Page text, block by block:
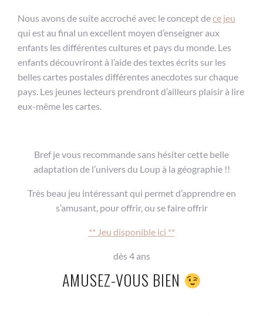
Nous avons de suite accroché avec le concept dece jeu
qui est au final un excellent moyen d’enseigner aux
enfants les différentes cultures et pays du monde. Les
enfants découvriront à l’aide des textes écrits sur les
belles cartes postales différentes anecdotes sur chaque
pays. Les jeunes lecteurs prendront d’ailleurs plaisir à lire
eux-même les cartes.
Bref je vous recommande sans hésiter cette belle
adaptation de l’univers du Loup à la géographie !!
Très beau jeu intéressant qui permet d’apprendre en
s’amusant, pour offrir, ou se faire offrir
** Jeu disponible ici **
dès 4 ans
AMUSEZ-VOUS BIEN